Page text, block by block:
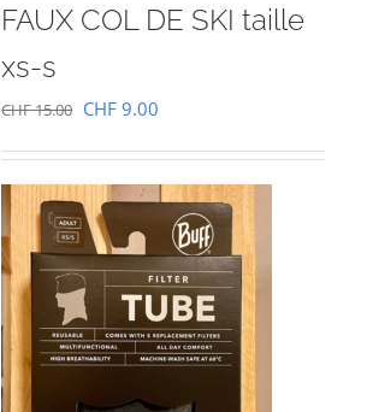
FAUX COL DE SKI taille
xs-s
CHF15.00 Le
initial
était :
CHF 15.00.
CHF 9.00
actuel
est :
CHF 9.00.